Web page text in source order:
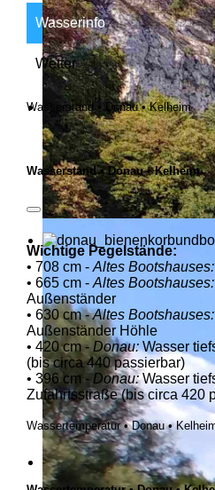
Wasserinfo
Wetter
Wasserstand • Donau • Kelheim
Wasserstand • Donau • Kelheim
Wichtige Pegelstände:
• 708 cm - Altes Bootshauses:
• 665 cm - Altes Bootshauses:
Außenständer
• 630 cm -Altes Bootshauses:
Außenständer Höhle
• 420 cm -Donau:Wasser
(bis circa 440 passierbar)
• 396 cm - Donau:Wasser
Zufahrtsstraße (bis circa 420
Wassertemperatur • Donau •